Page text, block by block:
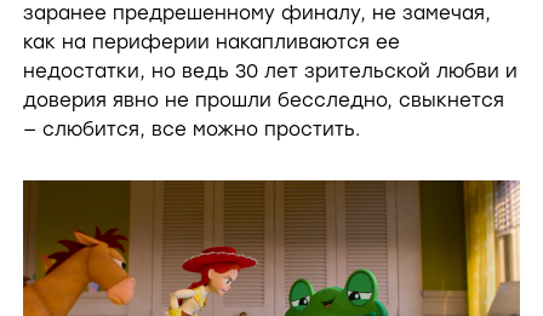
заранее предрешенному финалу, не замечая,
как на периферии накапливаются ее
недостатки, но ведь 30 лет зрительской любви и
доверия явно не прошли бесследно, свыкнется
— слюбится, все можно простить.